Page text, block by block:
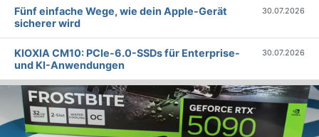
Fünf einfache Wege, wie dein Apple-Gerät
sicherer wird
30.07.2026
KIOXIA CM10: PCIe-6.0-SSDs für Enterprise-
und KI-Anwendungen
30.07.2026